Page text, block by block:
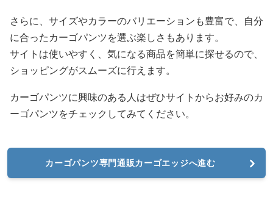
さらに、サイズやカラーのバリエーションも豊富で、自分
に合ったカーゴパンツを選ぶ楽しさもあります。
サイトは使いやすく、気になる商品を簡単に探せるので、
ショッピングがスムーズに行えます。
カーゴパンツに興味のある人はぜひサイトからお好みのカ
ーゴパンツをチェックしてみてください。
カーゴパンツ専門通販カーゴエッジへ進む